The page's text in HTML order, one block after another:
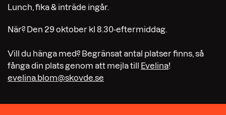
Lunch, fika & inträde ingår.
När? Den 29 oktober kl 8.30-eftermiddag.
Vill du hänga med? Begränsat antal platser finns, så
fånga din plats genom att mejla till Evelina!
evelina.blom@skovde.se